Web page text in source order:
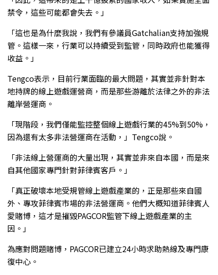
禁令，這些可能都會失去。」
「這也是為什麼我說，我們有參議員Gatchalian支持加強規
管。這樣一來，行業可以持續受到監管，同時政府也能獲得
收益。」
Tengco表示，目前行業面臨的最大問題，其實並非針對本
地持牌的線上遊戲運營商，而是那些游離於法律之外的非法
離岸營運商。
「現階段，我們僅能監控整個線上遊戲行業的45%到50%，
因為還有太多非法營運商在活動，」Tengco說。
「非法線上營運商的大量出現，其實並非來自本國，而是來
自其他國家專門針對菲律賓客戶。」
「真正破壞本地受規管線上遊戲產業的，正是那些來自國
外、專攻菲律賓市場的非法營運商。他們大概知道菲律賓人
愛賭博，這才是摧毀PAGCOR監管下線上遊戲產業的主
因。」
為應對問題賭博，PAGCOR已建立24小時求助熱線及專門康
復中心。